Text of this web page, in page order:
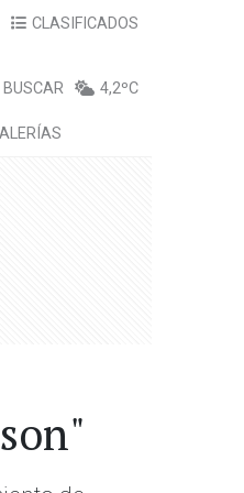
CLASIFICADOS
BUSCAR 4,2ºC